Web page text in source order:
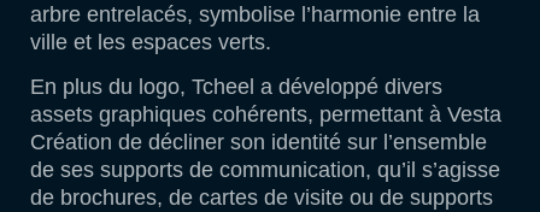
arbre entrelacés, symbolise l’harmonie entre la
ville et les espaces verts.
En plus du logo, Tcheel a développé divers
assets graphiques cohérents, permettant à Vesta
Création de décliner son identité sur l’ensemble
de ses supports de communication, qu’il s’agisse
de brochures, de cartes de visite ou de supports